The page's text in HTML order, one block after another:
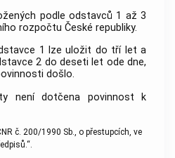
podle odstavců 1 až 3
rozpočtu České republiky.
1 lze uložit do tří let a
2 do deseti let ode dne,
došlo.
není dotčena povinnost k
č. 200/1990 Sb., o přestupcích, ve